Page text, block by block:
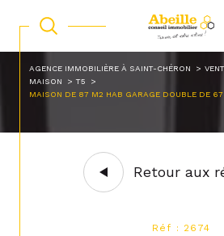
AGENCE IMMOBILIÈRE À SAINT-CHÉRON
MAISON
T5
MAISON DE 87 M2 HAB GARAGE DOUBLE DE
Retour aux
Réf : 2674